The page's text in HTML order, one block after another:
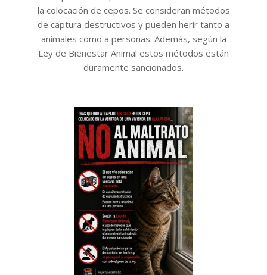
la colocación de cepos. Se consideran métodos
de captura destructivos y pueden herir tanto a
animales como a personas. Además, según la
Ley de Bienestar Animal estos métodos están
duramente sancionados.